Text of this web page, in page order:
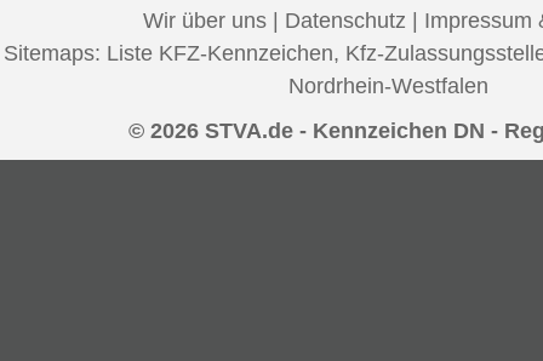
Wir über uns | Datenschutz | Impressum
Sitemaps: Liste KFZ-Kennzeichen, Kfz-
Nordrhein-Westfalen
© 2026 STVA.de - Kennzeichen DN -